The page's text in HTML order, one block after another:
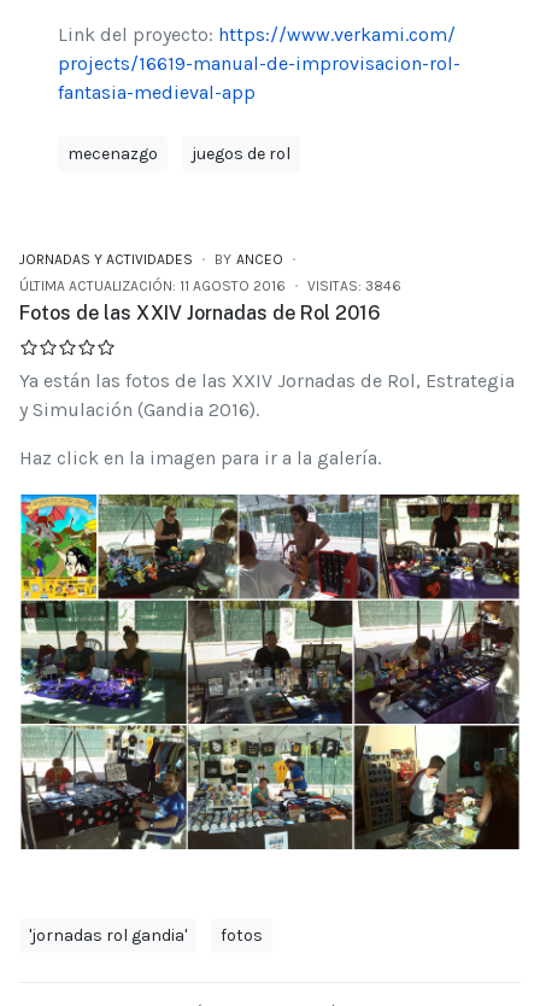
Link del proyecto: https://www.verkami.com/
projects/16619-manual-de-improvisacion-rol-
fantasia-medieval-app
mecenazgo juegos de rol
JORNADAS Y ACTIVIDADES BY ANCEO
ÚLTIMA ACTUALIZACIÓN: 11 AGOSTO 2016
VISITAS: 3846
Fotos de las XXIV Jornadas de Rol 2016
Ya están las fotos de las XXIV Jornadas de Rol, Estrategia
y Simulación (Gandia 2016).
Haz click en la imagen para ir a la galería.
'jornadas rol gandia' fotos